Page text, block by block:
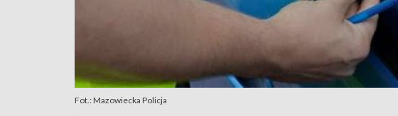
Fot.: Mazowiecka Policja